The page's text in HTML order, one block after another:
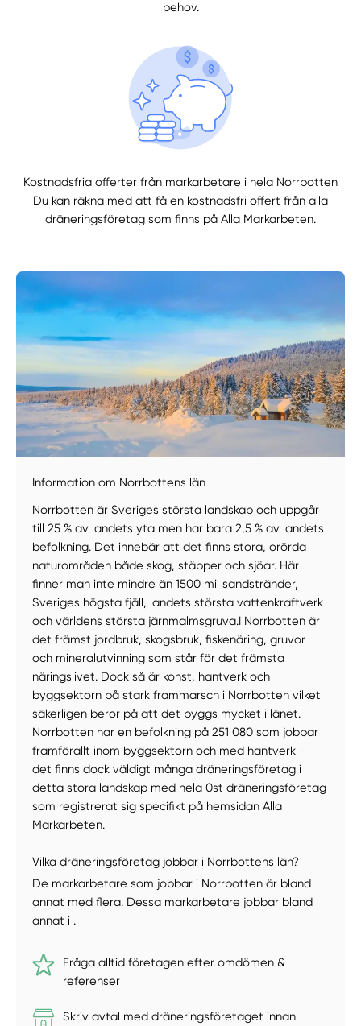
behov.
Kostnadsfria offerter från markarbetare i hela Norrbotten
Du kan räkna med att få en kostnadsfri offert från alla
dräneringsföretag som finns på Alla Markarbeten.
Information om Norrbottens län
Norrbotten är Sveriges största landskap och uppgår
till 25 % av landets yta men har bara 2,5 % av landets
befolkning. Det innebär att det finns stora, orörda
naturområden både skog, stäpper och sjöar. Här
finner man inte mindre än 1500 mil sandstränder,
Sveriges högsta fjäll, landets största vattenkraftverk
och världens största järnmalmsgruva.I Norrbotten är
det främst jordbruk, skogsbruk, fiskenäring, gruvor
och mineralutvinning som står för det främsta
näringslivet. Dock så är konst, hantverk och
byggsektorn på stark frammarsch i Norrbotten vilket
säkerligen beror på att det byggs mycket i länet.
Norrbotten har en befolkning på 251 080 som jobbar
framförallt inom byggsektorn och med hantverk –
det finns dock väldigt många dräneringsföretag i
detta stora landskap med hela 0st dräneringsföretag
som registrerat sig specifikt på hemsidan Alla
Markarbeten.
Vilka dräneringsföretag jobbar i Norrbottens län?
De markarbetare som jobbar i Norrbotten är bland
annat med flera. Dessa markarbetare jobbar bland
annat i .
Fråga alltid företagen efter omdömen &
referenser
Skriv avtal med dräneringsföretaget innan